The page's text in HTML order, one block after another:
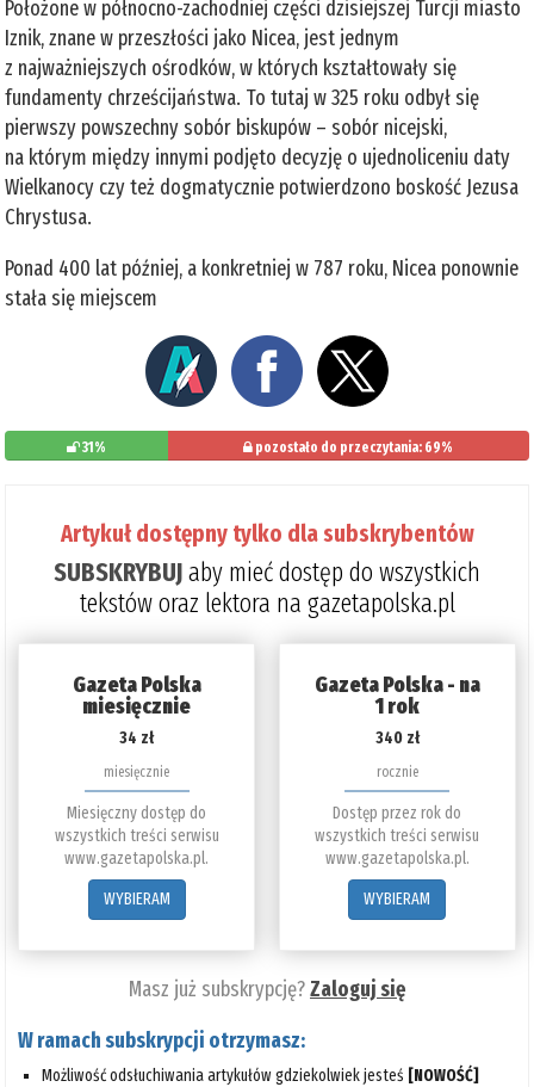
Położone w północno-zachodniej części dzisiejszej Turcji miasto
Iznik, znane w przeszłości jako Nicea, jest jednym
z najważniejszych ośrodków, w których kształtowały się
fundamenty chrześcijaństwa. To tutaj w 325 roku odbył się
pierwszy powszechny sobór biskupów – sobór nicejski,
na którym między innymi podjęto decyzję o ujednoliceniu daty
Wielkanocy czy też dogmatycznie potwierdzono boskość Jezusa
Chrystusa.
Ponad 400 lat później, a konkretniej w 787 roku, Nicea ponownie
stała się miejscem
31% pozostało do przeczytania: 69%
Artykuł dostępny tylko dla subskrybentów
SUBSKRYBUJaby mieć dostęp do wszystkich
tekstów oraz lektora na gazetapolska.pl
Gazeta Polska
miesięcznie
34 zł
miesięcznie
Miesięczny dostęp do
wszystkich treści serwisu
www.gazetapolska.pl.
WYBIERAM
Gazeta Polska - na
1 rok
340 zł
rocznie
Dostęp przez rok do
wszystkich treści serwisu
www.gazetapolska.pl.
WYBIERAM
Masz już subskrypcję?Zaloguj się
W ramach subskrypcji otrzymasz:
Możliwość odsłuchiwania artykułów gdziekolwiek jesteś [NOWOŚĆ]